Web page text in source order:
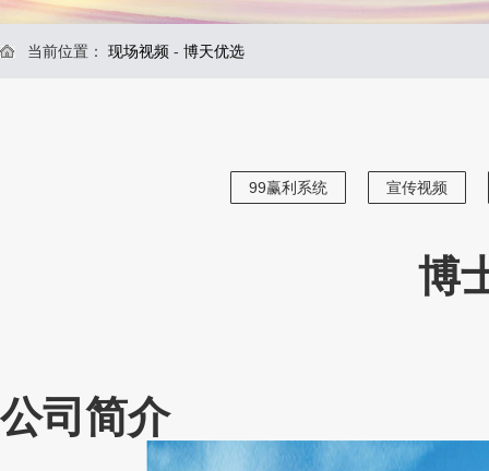
当前位置： 现场视频 - 博天优选
99赢利系统 宣传视频
博
公司简介